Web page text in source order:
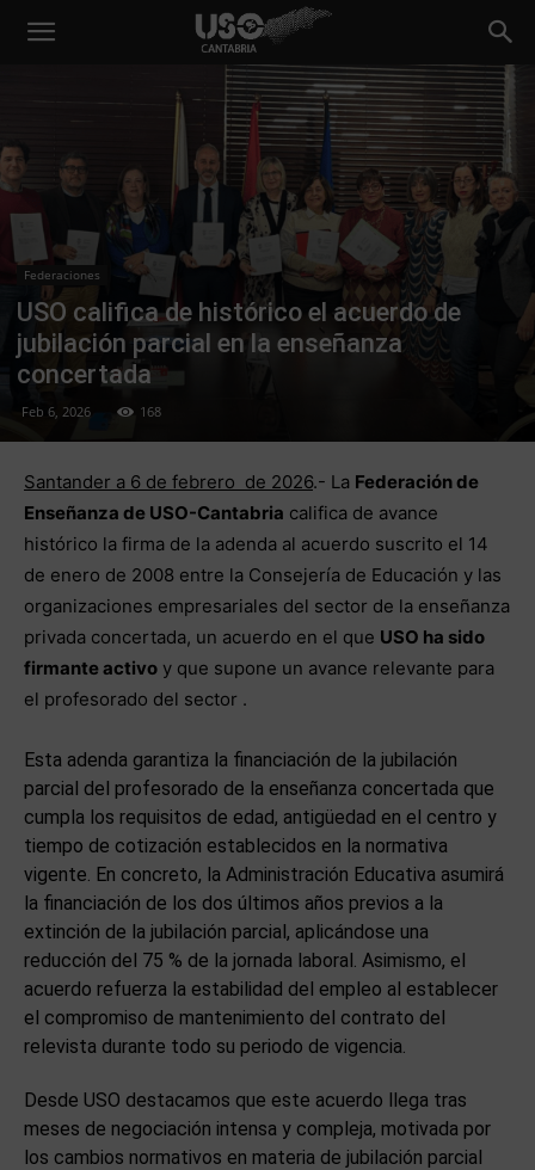
Federaciones
USO califica de histórico el acuerdo de
jubilación parcial en la enseñanza
concertada
Feb 6, 2026 168
Santander a 6 de febrero de 2026.- La Federación de
Enseñanza de USO-Cantabria califica de avance
histórico la firma de la adenda al acuerdo suscrito el 14
de enero de 2008 entre la Consejería de Educación y las
organizaciones empresariales del sector de la enseñanza
privada concertada, un acuerdo en el que USO ha sido
firmante activo y que supone un avance relevante para
el profesorado del sector .
Esta adenda garantiza la financiación de la jubilación
parcial del profesorado de la enseñanza concertada que
cumpla los requisitos de edad, antigüedad en el centro y
tiempo de cotización establecidos en la normativa
vigente. En concreto, la Administración Educativa asumirá
la financiación de los dos últimos años previos a la
extinción de la jubilación parcial, aplicándose una
reducción del 75 % de la jornada laboral. Asimismo, el
acuerdo refuerza la estabilidad del empleo al establecer
el compromiso de mantenimiento del contrato del
relevista durante todo su periodo de vigencia.
Desde USO destacamos que este acuerdo llega tras
meses de negociación intensa y compleja, motivada por
los cambios normativos en materia de jubilación parcial